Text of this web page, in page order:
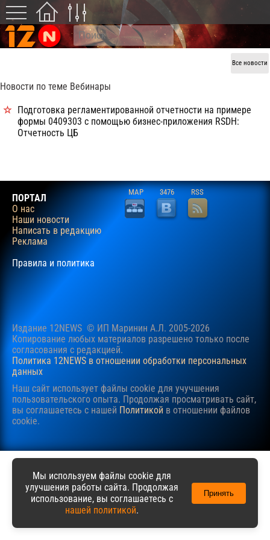
Все новости
Новости по теме Вебинары
Подготовка регламентированной отчетности на примере
формы 0409303 с помощью бизнес-приложения RSDH:
Отчетность ЦБ
ПОРТАЛ
О нас
Наши новости
Написать в редакцию
Реклама
Правила и политика
MAP 3476 RSS
Издание 12NEWS © ИП Маринин А.Л. 2005-2026
Копирование любых материалов разрешено только после
согласования c редакцией.
Политика 12NEWS в отношении обработки персональных
данных
Наш сайт использует файлы cookie для учучшения
пользовательского опыта. Продолжая просматривать сайт,
вы соглашаетесь с нашей Политикой в отношении файлов
cookie.
Мы используем файлы cookie для
улучшения работы сайта. Продолжая
использование, вы соглашаетесь с
нашей политикой.
Принять